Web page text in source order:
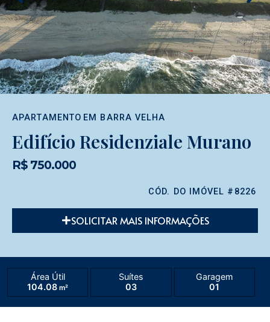
APARTAMENTO EM BARRA VELHA
Edifício Residenziale Murano
R$ 750.000
CÓD. DO IMÓVEL #8226
SOLICITAR MAIS INFORMAÇÕES
Área Útil
104.08 m²
Suítes
03
Garagem
01